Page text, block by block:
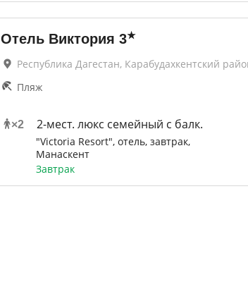
Отель Виктория 3★
Республика Дагестан, Карабудахкентский
Пляж
×2 2-мест. люкс семейный с балк.
"Victoria Resort", отель, завтрак,
Манаскент
Завтрак